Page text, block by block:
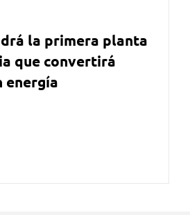
la primera planta
que convertirá
energía